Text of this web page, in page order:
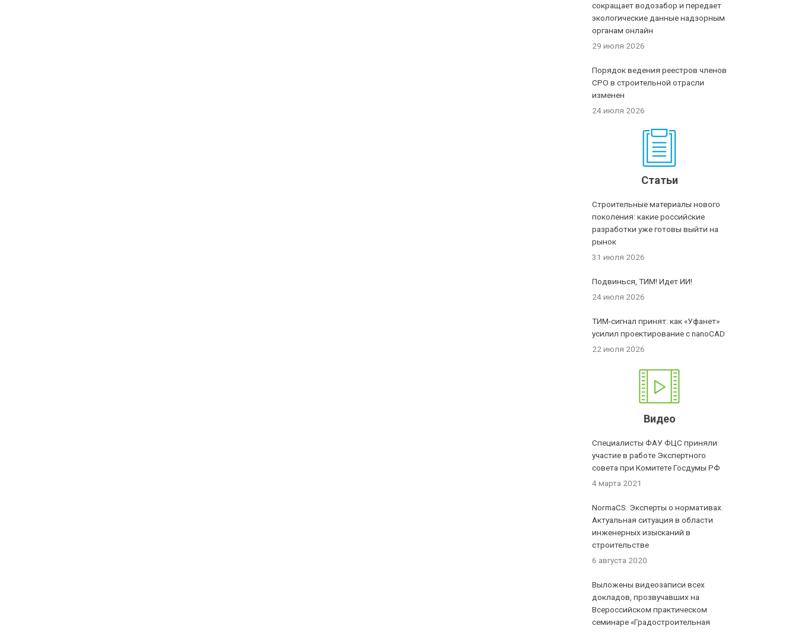
сокращает водозабор и передает
экологические данные надзорным
органам онлайн
29 июля 2026
Порядок ведения реестров членов
СРО в строительной отрасли
изменен
24 июля 2026
Статьи
Строительные материалы нового
поколения: какие российские
разработки уже готовы выйти на
рынок
31 июля 2026
Подвинься, ТИМ! Идет ИИ!
24 июля 2026
ТИМ-сигнал принят: как «Уфанет»
усилил проектирование с nanoCAD
22 июля 2026
Видео
Специалисты ФАУ ФЦС приняли
участие в работе Экспертного
совета при Комитете Госдумы РФ
4 марта 2021
NormaCS. Эксперты о нормативах.
Актуальная ситуация в области
инженерных изысканий в
строительстве
6 августа 2020
Выложены видеозаписи всех
докладов, прозвучавших на
Всероссийском практическом
семинаре «Градостроительная